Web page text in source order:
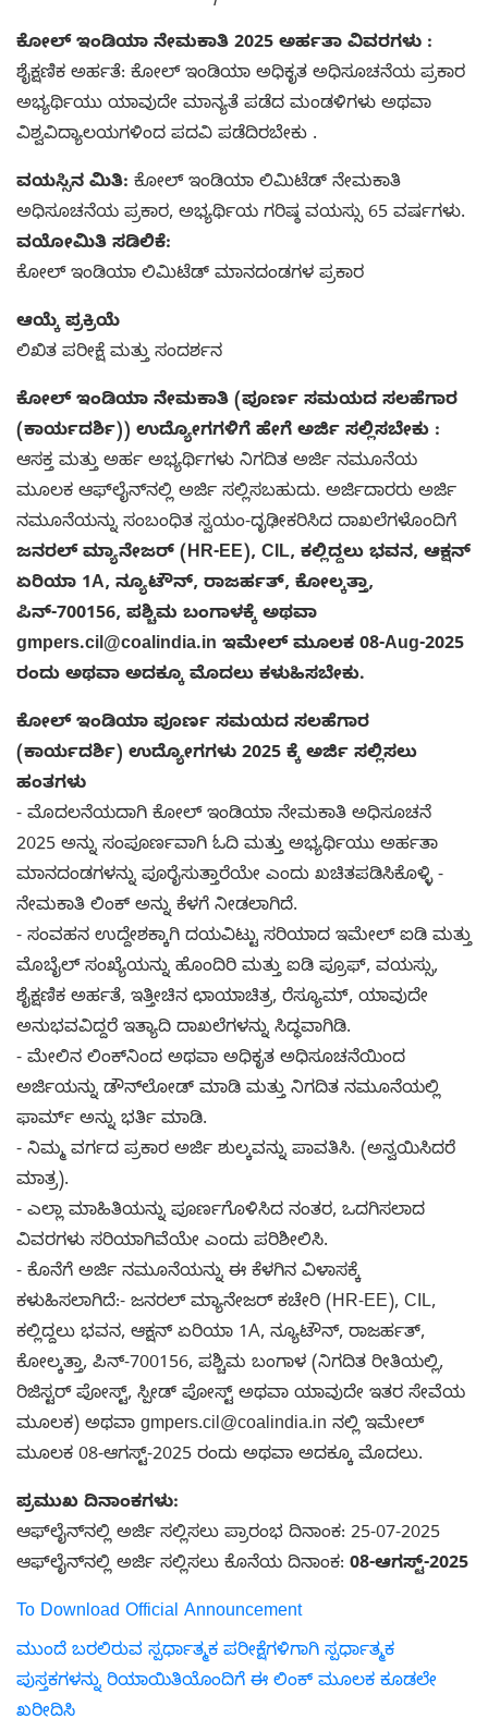
ಕೋಲ್ ಇಂಡಿಯಾ ನೇಮಕಾತಿ 2025 ಅರ್ಹತಾ ವಿವರಗಳು :
ಶೈಕ್ಷಣಿಕ ಅರ್ಹತೆ: ಕೋಲ್ ಇಂಡಿಯಾ ಅಧಿಕೃತ ಅಧಿಸೂಚನೆಯ ಪ್ರಕಾರ
ಅಭ್ಯರ್ಥಿಯು ಯಾವುದೇ ಮಾನ್ಯತೆ ಪಡೆದ ಮಂಡಳಿಗಳು ಅಥವಾ
ವಿಶ್ವವಿದ್ಯಾಲಯಗಳಿಂದ ಪದವಿ ಪಡೆದಿರಬೇಕು .
ವಯಸ್ಸಿನ ಮಿತಿ: ಕೋಲ್ ಇಂಡಿಯಾ ಲಿಮಿಟೆಡ್ ನೇಮಕಾತಿ
ಅಧಿಸೂಚನೆಯ ಪ್ರಕಾರ, ಅಭ್ಯರ್ಥಿಯ ಗರಿಷ್ಠ ವಯಸ್ಸು 65 ವರ್ಷಗಳು.
ವಯೋಮಿತಿ ಸಡಿಲಿಕೆ:
ಕೋಲ್ ಇಂಡಿಯಾ ಲಿಮಿಟೆಡ್ ಮಾನದಂಡಗಳ ಪ್ರಕಾರ
ಆಯ್ಕೆ ಪ್ರಕ್ರಿಯೆ
ಲಿಖಿತ ಪರೀಕ್ಷೆ ಮತ್ತು ಸಂದರ್ಶನ
ಕೋಲ್ ಇಂಡಿಯಾ ನೇಮಕಾತಿ (ಪೂರ್ಣ ಸಮಯದ ಸಲಹೆಗಾರ
(ಕಾರ್ಯದರ್ಶಿ)) ಉದ್ಯೋಗಗಳಿಗೆ ಹೇಗೆ ಅರ್ಜಿ ಸಲ್ಲಿಸಬೇಕು :
ಆಸಕ್ತ ಮತ್ತು ಅರ್ಹ ಅಭ್ಯರ್ಥಿಗಳು ನಿಗದಿತ ಅರ್ಜಿ ನಮೂನೆಯ
ಮೂಲಕ ಆಫ್‌ಲೈನ್‌ನಲ್ಲಿ ಅರ್ಜಿ ಸಲ್ಲಿಸಬಹುದು. ಅರ್ಜಿದಾರರು ಅರ್ಜಿ
ನಮೂನೆಯನ್ನು ಸಂಬಂಧಿತ ಸ್ವಯಂ-ದೃಢೀಕರಿಸಿದ ದಾಖಲೆಗಳೊಂದಿಗೆ
ಜನರಲ್ ಮ್ಯಾನೇಜರ್ (HR-EE), CIL, ಕಲ್ಲಿದ್ದಲು ಭವನ, ಆಕ್ಷನ್
ಏರಿಯಾ 1A, ನ್ಯೂಟೌನ್, ರಾಜರ್ಹತ್, ಕೋಲ್ಕತ್ತಾ,
ಪಿನ್-700156, ಪಶ್ಚಿಮ ಬಂಗಾಳಕ್ಕೆ ಅಥವಾ
gmpers.cil@coalindia.in ಇಮೇಲ್ ಮೂಲಕ 08-Aug-2025
ರಂದು ಅಥವಾ ಅದಕ್ಕೂ ಮೊದಲು ಕಳುಹಿಸಬೇಕು.
ಕೋಲ್ ಇಂಡಿಯಾ ಪೂರ್ಣ ಸಮಯದ ಸಲಹೆಗಾರ
(ಕಾರ್ಯದರ್ಶಿ) ಉದ್ಯೋಗಗಳು 2025 ಕ್ಕೆ ಅರ್ಜಿ ಸಲ್ಲಿಸಲು
ಹಂತಗಳು
- ಮೊದಲನೆಯದಾಗಿ ಕೋಲ್ ಇಂಡಿಯಾ ನೇಮಕಾತಿ ಅಧಿಸೂಚನೆ
2025 ಅನ್ನು ಸಂಪೂರ್ಣವಾಗಿ ಓದಿ ಮತ್ತು ಅಭ್ಯರ್ಥಿಯು ಅರ್ಹತಾ
ಮಾನದಂಡಗಳನ್ನು ಪೂರೈಸುತ್ತಾರೆಯೇ ಎಂದು ಖಚಿತಪಡಿಸಿಕೊಳ್ಳಿ -
ನೇಮಕಾತಿ ಲಿಂಕ್ ಅನ್ನು ಕೆಳಗೆ ನೀಡಲಾಗಿದೆ.
- ಸಂವಹನ ಉದ್ದೇಶಕ್ಕಾಗಿ ದಯವಿಟ್ಟು ಸರಿಯಾದ ಇಮೇಲ್ ಐಡಿ ಮತ್ತು
ಮೊಬೈಲ್ ಸಂಖ್ಯೆಯನ್ನು ಹೊಂದಿರಿ ಮತ್ತು ಐಡಿ ಪ್ರೂಫ್, ವಯಸ್ಸು,
ಶೈಕ್ಷಣಿಕ ಅರ್ಹತೆ, ಇತ್ತೀಚಿನ ಛಾಯಾಚಿತ್ರ, ರೆಸ್ಯೂಮ್, ಯಾವುದೇ
ಅನುಭವವಿದ್ದರೆ ಇತ್ಯಾದಿ ದಾಖಲೆಗಳನ್ನು ಸಿದ್ಧವಾಗಿಡಿ.
- ಮೇಲಿನ ಲಿಂಕ್‌ನಿಂದ ಅಥವಾ ಅಧಿಕೃತ ಅಧಿಸೂಚನೆಯಿಂದ
ಅರ್ಜಿಯನ್ನು ಡೌನ್‌ಲೋಡ್ ಮಾಡಿ ಮತ್ತು ನಿಗದಿತ ನಮೂನೆಯಲ್ಲಿ
ಫಾರ್ಮ್ ಅನ್ನು ಭರ್ತಿ ಮಾಡಿ.
- ನಿಮ್ಮ ವರ್ಗದ ಪ್ರಕಾರ ಅರ್ಜಿ ಶುಲ್ಕವನ್ನು ಪಾವತಿಸಿ. (ಅನ್ವಯಿಸಿದರೆ
ಮಾತ್ರ).
- ಎಲ್ಲಾ ಮಾಹಿತಿಯನ್ನು ಪೂರ್ಣಗೊಳಿಸಿದ ನಂತರ, ಒದಗಿಸಲಾದ
ವಿವರಗಳು ಸರಿಯಾಗಿವೆಯೇ ಎಂದು ಪರಿಶೀಲಿಸಿ.
- ಕೊನೆಗೆ ಅರ್ಜಿ ನಮೂನೆಯನ್ನು ಈ ಕೆಳಗಿನ ವಿಳಾಸಕ್ಕೆ
ಕಳುಹಿಸಲಾಗಿದೆ:- ಜನರಲ್ ಮ್ಯಾನೇಜರ್ ಕಚೇರಿ (HR-EE), CIL,
ಕಲ್ಲಿದ್ದಲು ಭವನ, ಆಕ್ಷನ್ ಏರಿಯಾ 1A, ನ್ಯೂಟೌನ್, ರಾಜರ್ಹತ್,
ಕೋಲ್ಕತ್ತಾ, ಪಿನ್-700156, ಪಶ್ಚಿಮ ಬಂಗಾಳ (ನಿಗದಿತ ರೀತಿಯಲ್ಲಿ,
ರಿಜಿಸ್ಟರ್ ಪೋಸ್ಟ್, ಸ್ಪೀಡ್ ಪೋಸ್ಟ್ ಅಥವಾ ಯಾವುದೇ ಇತರ ಸೇವೆಯ
ಮೂಲಕ) ಅಥವಾ gmpers.cil@coalindia.in ನಲ್ಲಿ ಇಮೇಲ್
ಮೂಲಕ 08-ಆಗಸ್ಟ್-2025 ರಂದು ಅಥವಾ ಅದಕ್ಕೂ ಮೊದಲು.
ಪ್ರಮುಖ ದಿನಾಂಕಗಳು:
ಆಫ್‌ಲೈನ್‌ನಲ್ಲಿ ಅರ್ಜಿ ಸಲ್ಲಿಸಲು ಪ್ರಾರಂಭ ದಿನಾಂಕ: 25-07-2025
ಆಫ್‌ಲೈನ್‌ನಲ್ಲಿ ಅರ್ಜಿ ಸಲ್ಲಿಸಲು ಕೊನೆಯ ದಿನಾಂಕ: 08-ಆಗಸ್ಟ್-2025
To Download Official Announcement
ಮುಂದೆ ಬರಲಿರುವ ಸ್ಪರ್ಧಾತ್ಮಕ ಪರೀಕ್ಷೆಗಳಿಗಾಗಿ ಸ್ಪರ್ಧಾತ್ಮಕ
ಪುಸ್ತಕಗಳನ್ನು ರಿಯಾಯಿತಿಯೊಂದಿಗೆ ಈ ಲಿಂಕ್ ಮೂಲಕ ಕೂಡಲೇ
ಖರೀದಿಸಿ